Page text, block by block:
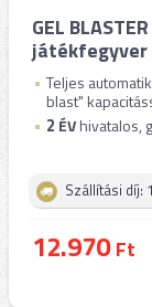
GEL
játékfegyver
Teljes
blast"
2 ÉVhivatalos,
Szállítási díj:
12.970Ft